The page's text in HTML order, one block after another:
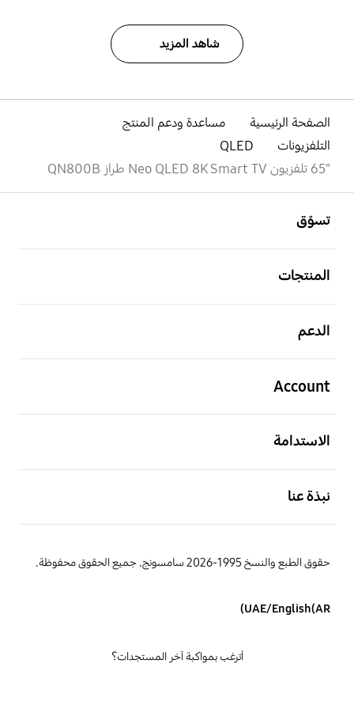
شاهد المزيد
الصفحة الرئيسية
مساعدة ودعم المنتج
التلفزيونات
QLED
"65 تلفزيون Neo QLED 8K Smart TV طراز QN800B
تسوّق
المنتجات
الدعم
Account
الاستدامة
نبذة عنا
حقوق الطبع والنسخ 1995-2026 سامسونج. جميع الحقوق محفوظة.
UAE/English(AR)
أترغب بمواكبة آخر المستجدات؟